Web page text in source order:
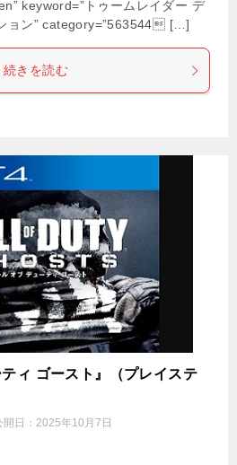
keyword=”トゥームレイダー デ
ョン” category=”563544 […]
続きを読む
ティ ゴースト』（プレイステ
開日： 2025年10月7日